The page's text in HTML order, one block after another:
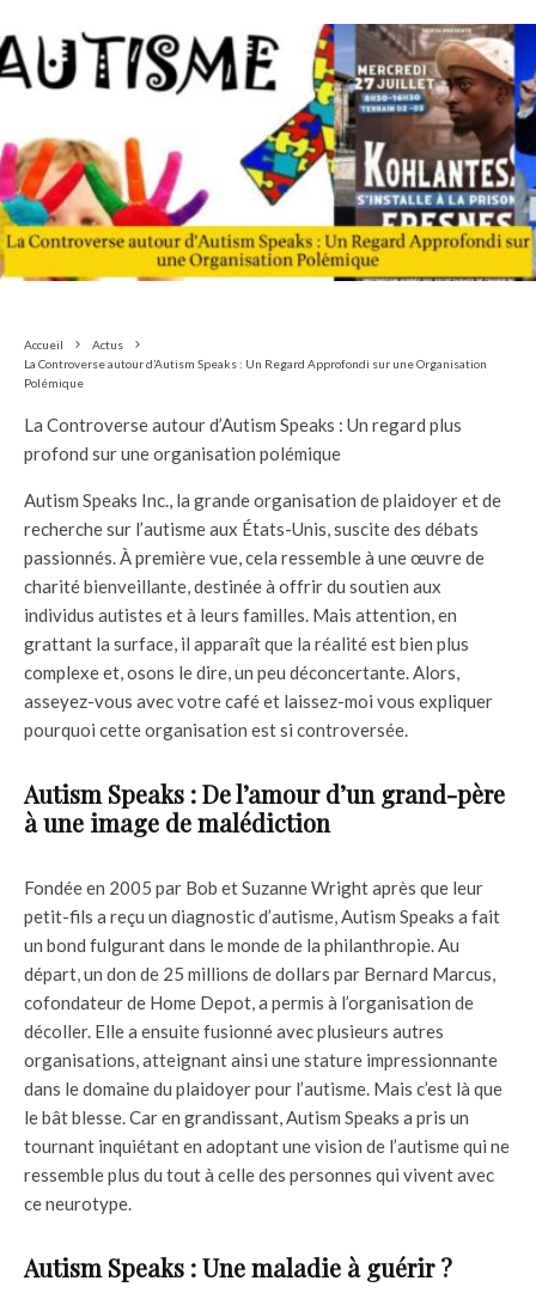
Accueil
Actus
La Controverse autour d’Autism Speaks : Un Regard Approfondi sur une Organisation
Polémique
La Controverse autour d’Autism Speaks : Un regard plus
profond sur une organisation polémique
Autism Speaks Inc., la grande organisation de plaidoyer et de
recherche sur l’autisme aux États-Unis, suscite des débats
passionnés. À première vue, cela ressemble à une œuvre de
charité bienveillante, destinée à offrir du soutien aux
individus autistes et à leurs familles. Mais attention, en
grattant la surface, il apparaît que la réalité est bien plus
complexe et, osons le dire, un peu déconcertante. Alors,
asseyez-vous avec votre café et laissez-moi vous expliquer
pourquoi cette organisation est si controversée.
Autism Speaks : De l’amour d’un grand-père
à une image de malédiction
Fondée en 2005 par Bob et Suzanne Wright après que leur
petit-fils a reçu un diagnostic d’autisme, Autism Speaks a fait
un bond fulgurant dans le monde de la philanthropie. Au
départ, un don de 25 millions de dollars par Bernard Marcus,
cofondateur de Home Depot, a permis à l’organisation de
décoller. Elle a ensuite fusionné avec plusieurs autres
organisations, atteignant ainsi une stature impressionnante
dans le domaine du plaidoyer pour l’autisme. Mais c’est là que
le bât blesse. Car en grandissant, Autism Speaks a pris un
tournant inquiétant en adoptant une vision de l’autisme qui ne
ressemble plus du tout à celle des personnes qui vivent avec
ce neurotype.
Autism Speaks : Une maladie à guérir ?